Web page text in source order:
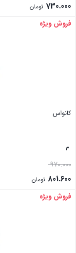
730.000 تومان
بستن
فروش ویژه
کانواس
3
970.000
801.600 تومان
بستن
فروش ویژه